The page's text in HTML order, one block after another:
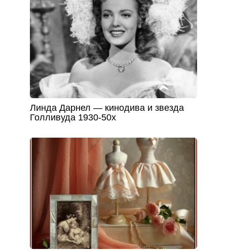
Линда Дарнел — кинодива и звезда
Голливуда 1930-50х